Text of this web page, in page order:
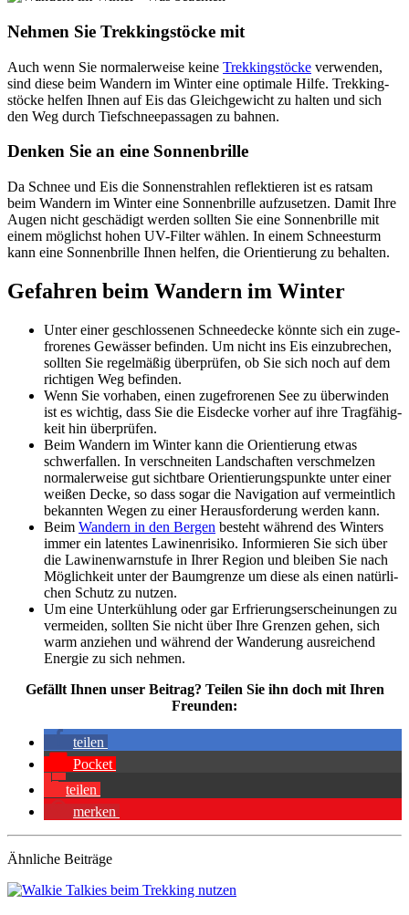
Neh­men Sie Trek­king­stö­cke mit
Auch wenn Sie nor­ma­ler­weise keine Trek­king­stö­cke ver­wen­den,
sind diese beim Wan­dern im Win­ter eine opti­male Hilfe. Trek­king­
stö­cke hel­fen Ihnen auf Eis das Gleich­ge­wicht zu hal­ten und sich
den Weg durch Tief­schnee­pas­sa­gen zu bah­nen.
Den­ken Sie an eine Son­nen­brille
Da Schnee und Eis die Son­nen­strah­len reflek­tie­ren ist es rat­sam
beim Wan­dern im Win­ter eine Son­nen­brille auf­zu­set­zen. Damit Ihre
Augen nicht geschä­digt wer­den soll­ten Sie eine Son­nen­brille mit
einem mög­lichst hohen UV-Fil­ter wäh­len. In einem Schnee­sturm
kann eine Son­nen­brille Ihnen hel­fen, die Ori­en­tie­rung zu behal­ten.
Gefah­ren beim Wan­dern im Win­ter
Unter einer geschlos­se­nen Schnee­de­cke könnte sich ein zuge­
fro­re­nes Gewäs­ser befin­den. Um nicht ins Eis ein­zu­bre­chen,
soll­ten Sie regel­mä­ßig über­prü­fen, ob Sie sich noch auf dem
rich­ti­gen Weg befin­den.
Wenn Sie vor­ha­ben, einen zuge­fro­re­nen See zu über­win­den
ist es wich­tig, dass Sie die Eis­de­cke vor­her auf ihre Trag­fä­hig­
keit hin über­prü­fen.
Beim Wan­dern im Win­ter kann die Ori­en­tie­rung etwas
schwer­fal­len. In ver­schnei­ten Land­schaf­ten ver­schmel­zen
nor­ma­ler­weise gut sicht­bare Ori­en­tie­rungs­punkte unter einer
wei­ßen Decke, so dass sogar die Navi­ga­tion auf ver­meint­lich
bekann­ten Wegen zu einer Her­aus­for­de­rung wer­den kann.
Beim Wan­dern in den Ber­gen besteht wäh­rend des Win­ters
immer ein laten­tes Lawi­nen­ri­siko. Infor­mie­ren Sie sich über
die Lawi­nen­warn­stufe in Ihrer Region und blei­ben Sie nach
Mög­lich­keit unter der Baum­grenze um diese als einen natür­li­
chen Schutz zu nut­zen.
Um eine Unter­küh­lung oder gar Erfrie­rungs­er­schei­nun­gen zu
ver­mei­den, soll­ten Sie nicht über Ihre Gren­zen gehen, sich
warm anzie­hen und wäh­rend der Wan­de­rung aus­rei­chend
Ener­gie zu sich neh­men.
Gefällt Ihnen unser Bei­trag? Tei­len Sie ihn doch mit Ihren
Freun­den:
tei­len
Pocket
tei­len
mer­ken
Ähnliche Beiträge